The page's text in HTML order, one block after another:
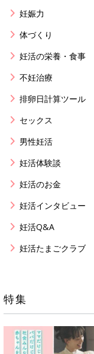
妊娠力
体づくり
妊活の栄養・食事
不妊治療
排卵日計算ツール
セックス
男性妊活
妊活体験談
妊活のお金
妊活インタビュー
妊活Q&A
妊活たまごクラブ
特集